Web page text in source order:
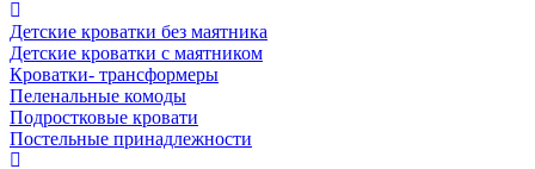
Детские кроватки без маятника
Детские кроватки с маятником
Кроватки- трансформеры
Пеленальные комоды
Подростковые кровати
Постельные принадлежности